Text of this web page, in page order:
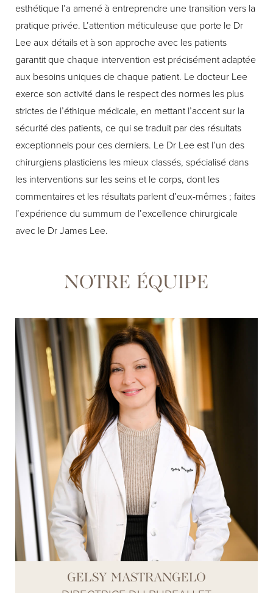
esthétique l’a amené à entreprendre une transition vers la
pratique privée. L’attention méticuleuse que porte le Dr
Lee aux détails et à son approche avec les patients
garantit que chaque intervention est précisément adaptée
aux besoins uniques de chaque patient. Le docteur Lee
exerce son activité dans le respect des normes les plus
strictes de l’éthique médicale, en mettant l’accent sur la
sécurité des patients, ce qui se traduit par des résultats
exceptionnels pour ces derniers. Le Dr Lee est l’un des
chirurgiens plasticiens les mieux classés, spécialisé dans
les interventions sur les seins et le corps, dont les
commentaires et les résultats parlent d’eux-mêmes ; faites
l’expérience du summum de l’excellence chirurgicale
avec le Dr James Lee.
NOTRE ÉQUIPE
GELSY MASTRANGELO